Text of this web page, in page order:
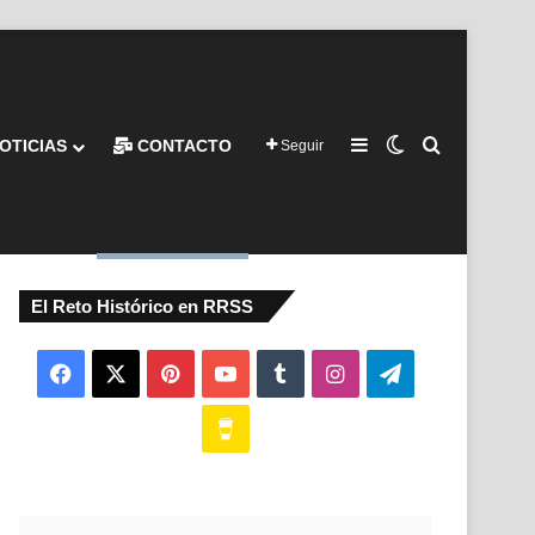
CONTACTO Seguir Barra lateral
Switch skin
El Reto Histórico en RRSS
Facebook PinterestYouTubeTumblrInstagramTelegram